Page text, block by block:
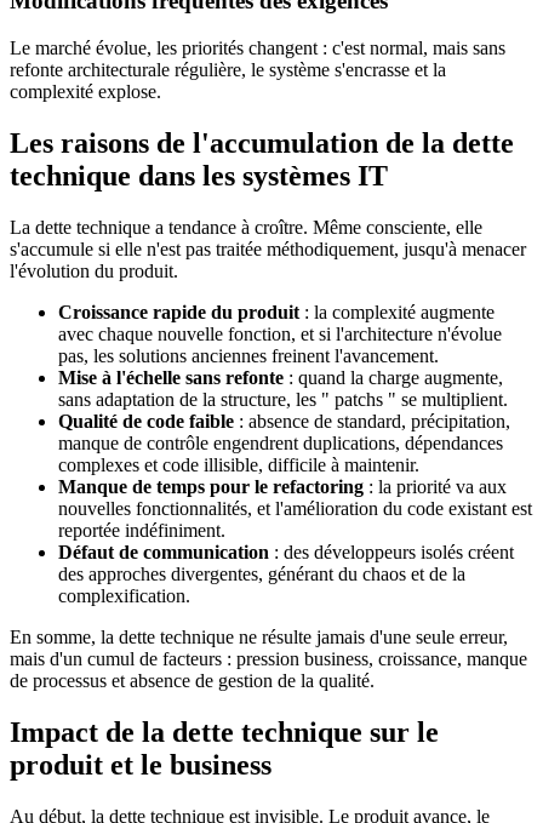
Le marché évolue, les priorités changent : c'est normal, mais sans
refonte architecturale régulière, le système s'encrasse et la
complexité explose.
Les raisons de l'accumulation de la dette
technique dans les systèmes IT
La dette technique a tendance à croître. Même consciente, elle
s'accumule si elle n'est pas traitée méthodiquement, jusqu'à menacer
l'évolution du produit.
Croissance rapide du produit : la complexité augmente
avec chaque nouvelle fonction, et si l'architecture n'évolue
pas, les solutions anciennes freinent l'avancement.
Mise à l'échelle sans refonte : quand la charge augmente,
sans adaptation de la structure, les " patchs " se multiplient.
Qualité de code faible : absence de standard, précipitation,
manque de contrôle engendrent duplications, dépendances
complexes et code illisible, difficile à maintenir.
Manque de temps pour le refactoring : la priorité va aux
nouvelles fonctionnalités, et l'amélioration du code existant est
reportée indéfiniment.
Défaut de communication : des développeurs isolés créent
des approches divergentes, générant du chaos et de la
complexification.
En somme, la dette technique ne résulte jamais d'une seule erreur,
mais d'un cumul de facteurs : pression business, croissance, manque
de processus et absence de gestion de la qualité.
Impact de la dette technique sur le
produit et le business
Au début, la dette technique est invisible. Le produit avance, le